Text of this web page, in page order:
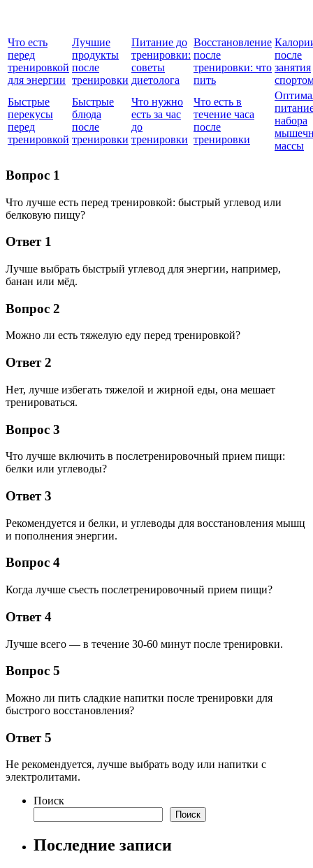
Что есть
перед
тренировкой
для энергии
Лучшие
продукты
после
тренировки
Питание до
тренировки:
советы
диетолога
Восстановление
после
тренировки: что
пить
после
занятия
Быстрые
перекусы
перед
тренировкой
Быстрые
блюда
после
тренировки
Что нужно
есть за час
до
тренировки
Что есть в
течение часа
после
тренировки
набора
массы
Вопрос 1
Что лучше есть перед тренировкой: быстрый углевод или
белковую пищу?
Ответ 1
Лучше выбрать быстрый углевод для энергии, например,
банан или мёд.
Вопрос 2
Можно ли есть тяжелую еду перед тренировкой?
Ответ 2
Нет, лучше избегать тяжелой и жирной еды, она мешает
тренироваться.
Вопрос 3
Что лучше включить в послетренировочный прием пищи:
белки или углеводы?
Ответ 3
Рекомендуется и белки, и углеводы для восстановления мышц
и пополнения энергии.
Вопрос 4
Когда лучше съесть послетренировочный прием пищи?
Ответ 4
Лучше всего — в течение 30-60 минут после тренировки.
Вопрос 5
Можно ли пить сладкие напитки после тренировки для
быстрого восстановления?
Ответ 5
Не рекомендуется, лучше выбрать воду или напитки с
электролитами.
Поиск
Поиск
Последние записи